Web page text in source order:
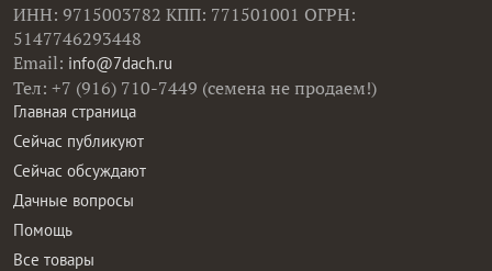
ИНН: 9715003782 КПП: 771501001 ОГРН:
5147746293448
Email: info@7dach.ru
Тел: +7 (916) 710-7449 (семена не продаем!)
Главная страница
Сейчас публикуют
Сейчас обсуждают
Дачные вопросы
Помощь
Все товары